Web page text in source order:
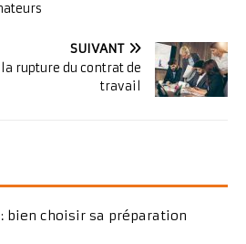
SUIVANT
rupture du contrat de
travail
: bien choisir sa préparation